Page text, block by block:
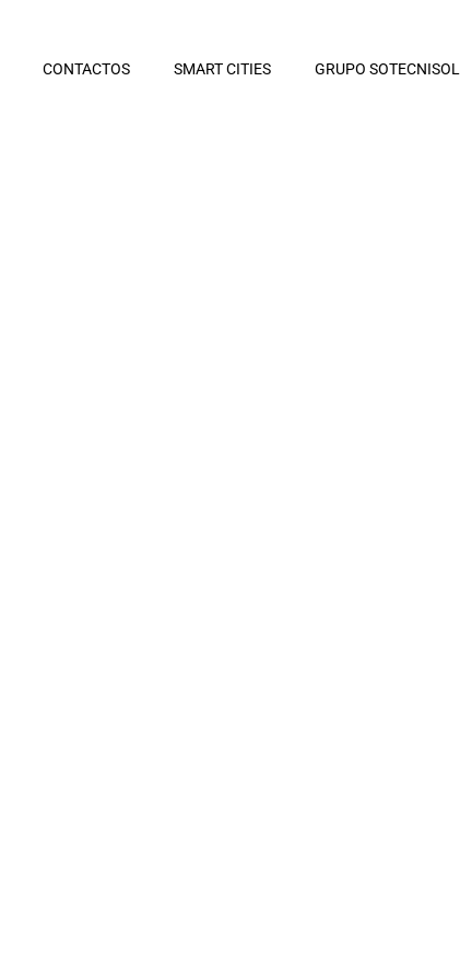
CONTACTOS SMART CITIES GRUPO SOTECNISOL